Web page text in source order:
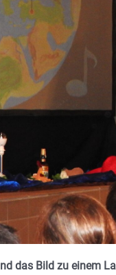
das Bild zu einem